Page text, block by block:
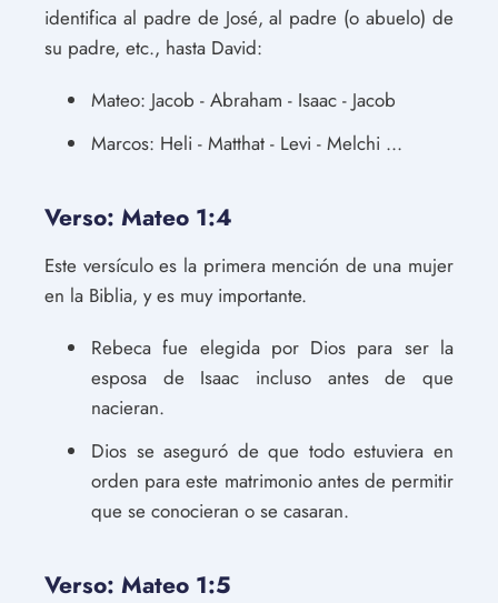
identifica al padre de José, al padre (o abuelo) de
su padre, etc., hasta David:
Mateo: Jacob - Abraham - Isaac - Jacob
Marcos: Heli - Matthat - Levi - Melchi ...
Verso: Mateo 1:4
Este versículo es la primera mención de una mujer
en la Biblia, y es muy importante.
Rebeca fue elegida por Dios para ser la
esposa de Isaac incluso antes de que
nacieran.
Dios se aseguró de que todo estuviera en
orden para este matrimonio antes de permitir
que se conocieran o se casaran.
Verso: Mateo 1:5